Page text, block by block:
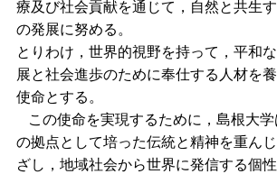
療及び社会貢献を通じて，自然と共生
の発展に努める。
とりわけ，世界的視野を持って，平和
展と社会進歩のために奉仕する人材を
使命とする。
この使命を実現するために，島根大
の拠点として培った伝統と精神を重ん
ざし，地域社会から世界に発信する個